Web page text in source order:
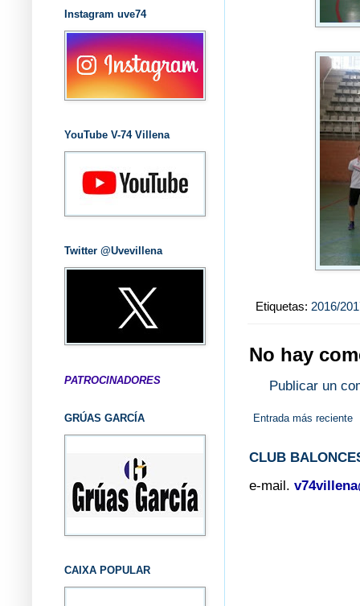
Etiquetas: 2016/
No hay
Publicar un
Entrada más reciente
CLUB
e-mail.
Instagram uve74
YouTube V-74 Villena
Twitter @Uvevillena
PATROCINADORES
GRÚAS GARCÍA
CAIXA POPULAR